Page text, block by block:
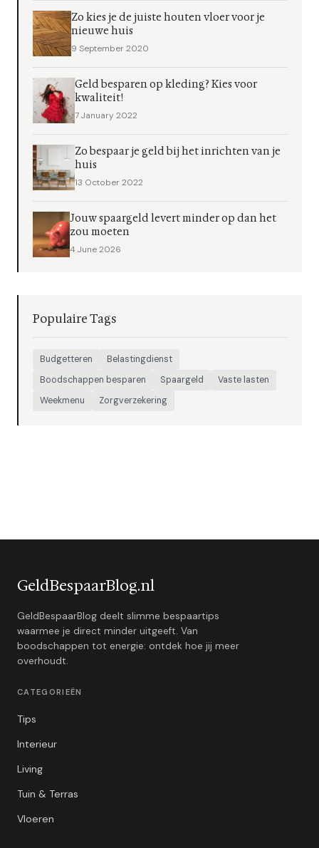
Zo kies je de juiste houten vloer voor je
nieuwe huis
9 September 2020
Geld besparen op kleding? Kies voor
kwaliteit!
7 January 2022
Zo bespaar je geld bij het inrichten van je
huis
13 October 2022
Jouw spaargeld levert minder op dan het
zou moeten
4 June 2026
Populaire Tags
Budgetteren
Belastingdienst
Boodschappen besparen
Spaargeld
Vaste lasten
Weekmenu
Zorgverzekering
GeldBespaarBlog.nl
GeldBespaarBlog deelt slimme bespaartips
waarmee je direct minder uitgeeft. Van
boodschappen tot energie: ontdek hoe jij meer
overhoudt.
CATEGORIEËN
Tips
Interieur
Living
Tuin & Terras
Vloeren